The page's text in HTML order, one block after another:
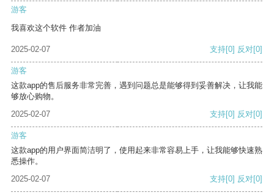
游客
我喜欢这个软件 作者加油
2025-02-07 支持[0] 反对[0]
游客
这款app的售后服务非常完善，遇到问题总是能够得到妥善解决，让我能
够放心购物。
2025-02-07
支持[0] 反对[0]
游客
这款app的用户界面简洁明了，使用起来非常容易上手，让我能够快速熟
悉操作。
2025-02-07
支持[0] 反对[0]